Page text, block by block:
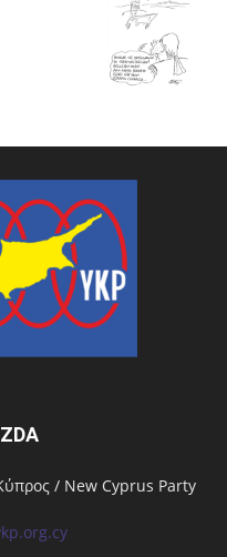
/ New Cyprus Party